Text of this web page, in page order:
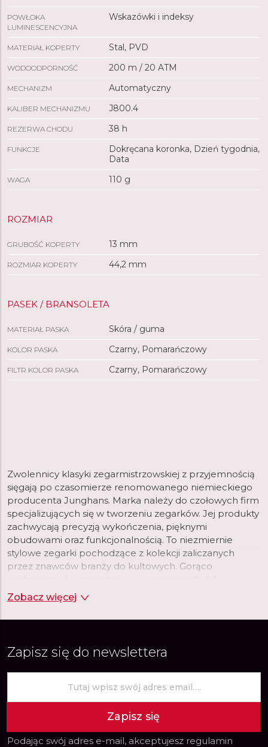
POWŁOKA
LUMINESCENCYJNA
Wskazówki i indeksy
MATERIAŁ KOPERTY Stal, PVD
WODOODPORNOŚĆ 200 m / 20 ATM
MECHANIZM Automatyczny
KALIBER MECHANIZMU J800.4
REZERWA CHODU 38 h
FUNKCJE
Dokręcana koronka, Dzień tygodnia,
Data
WAGA 110 g
ROZMIAR
GRUBOŚĆ KOPERTY 13 mm
ROZMIAR KOPERTY 44,2 mm
PASEK / BRANSOLETA
MATERIAŁ PASKA Skóra / guma
KOLOR PASKA Czarny, Pomarańczowy
FILTR KOLOR PASKA Czarny, Pomarańczowy
Zwolennicy klasyki zegarmistrzowskiej z przyjemnością
sięgają po czasomierze renomowanego niemieckiego
producenta Junghans. Marka należy do czołowych firm
specjalizujących się w tworzeniu zegarków. Jej produkty
zachwycają precyzją wykończenia, pięknymi
obudowami oraz funkcjonalnością. To niezmiernie
stylowe zegarki pochodzące z kolekcji zaliczanych
przez znawców branży do kultowych. Gorąco
wielbicieli uznanego producenta.
Zobacz więcej
Zapisz się do newslettera
Zapisz się
Podając swój adres e-mail, akceptujesz regulamin